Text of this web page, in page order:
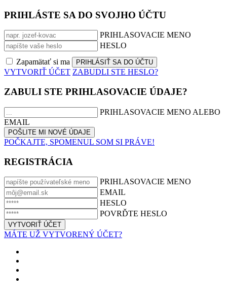
PRIHLÁSTE SA DO SVOJHO ÚČTU
PRIHLASOVACIE MENO
HESLO
Zapamätať si ma
VYTVORIŤ ÚČET ZABUDLI STE HESLO?
ZABULI STE PRIHLASOVACIE ÚDAJE?
PRIHLASOVACIE MENO ALEBO
EMAIL
POČKAJTE, SPOMENUL SOM SI PRÁVE!
REGISTRÁCIA
PRIHLASOVACIE MENO
EMAIL
HESLO
POVRĎTE HESLO
MÁTE UŽ VYTVORENÝ ÚČET?